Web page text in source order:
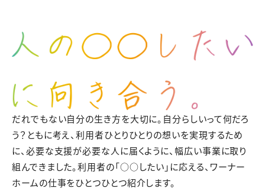
だれでもない自分の生き方を大切に。自分らしいって何だろ
う？ともに考え、利用者ひとりひとりの想いを実現するため
に、必要な支援が必要な人に届くように、幅広い事業に取り
組んできました。利用者の「○○したい」に応える、ワーナー
ホームの仕事をひとつひとつ紹介します。